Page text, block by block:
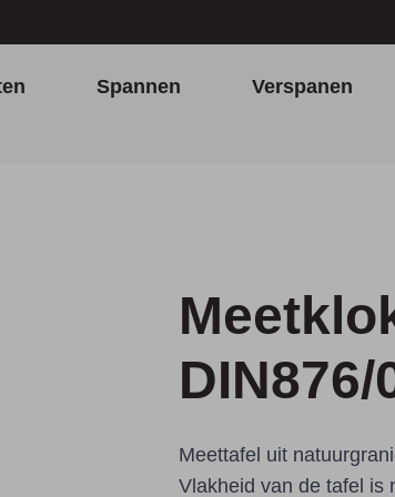
Spannen Verspanen
DIN876/
Meettafel uit
Vlakheid van de tafel is